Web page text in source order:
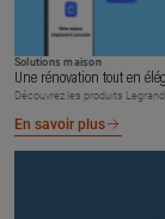
Solutions maison
Une rénovation tout en
Découvrez les produits
En savoir plus